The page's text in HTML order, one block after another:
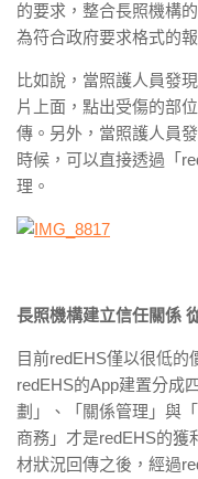
的要求，整合長照機構
為符合政府要求格式的
比如說，當照護人員發
片上面，點出受傷的部
傳。另外，當照護人員
時候，可以直接透過「
理。
長照機構建立信任關係
目前redEHS僅以很低的
redEHS的App建置分成
劃」、「關係管理」與
商務」才是redEHS的
材狀況回傳之後，經過